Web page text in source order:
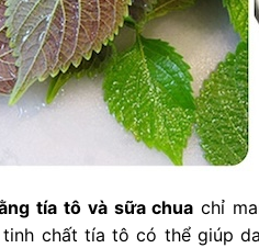
tía tô và sữa chua chỉ
chất tía tô có thể giúp